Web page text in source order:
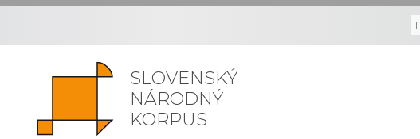
SLOVENSKÝ
NÁRODNÝ
KORPUS